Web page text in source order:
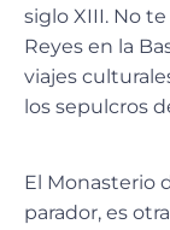
siglo XIII. No
Reyes en la
viajes
los sepulcros
El Monasterio
parador, es